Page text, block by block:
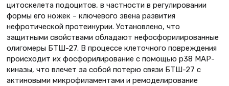
цитоскелета подоцитов, в частности в регулировании
формы его ножек – ключевого звена развития
нефротической протеинурии. Установлено, что
защитными свойствами обладают нефосфорилированные
олигомеры БТШ-27. В процессе клеточного повреждения
происходит их фосфорилирование с помощью р38 МАР-
киназы, что влечет за собой потерю связи БТШ-27 с
актиновыми микрофиламентами и ремоделирование